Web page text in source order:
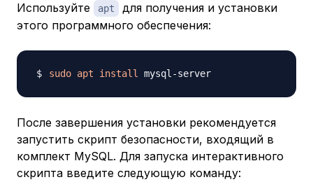
Используйте apt
для получения и установки
этого программного обеспечения:
sudo apt install
После завершения установки рекомендуется
запустить скрипт безопасности, входящий в
комплект MySQL. Для запуска интерактивного
скрипта введите следующую команду: